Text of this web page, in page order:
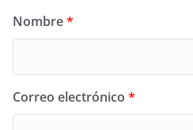
Nombre*
Correo electrónico *